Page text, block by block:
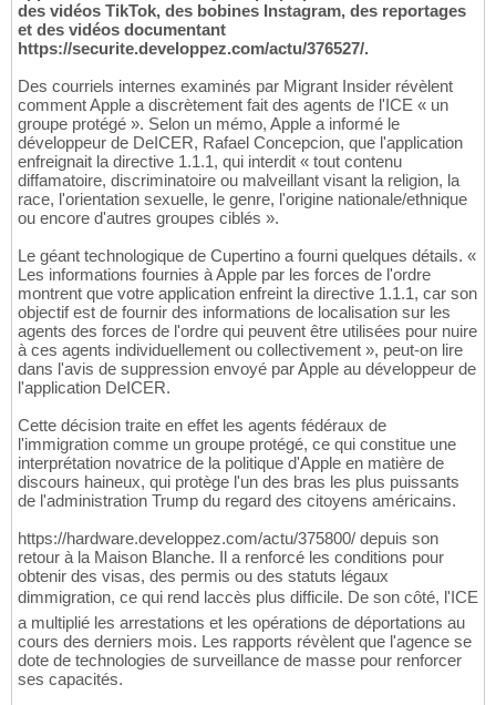
des vidéos TikTok, des bobines Instagram, des reportages
et des vidéos documentant
https://securite.developpez.com/actu/376527/.
Des courriels internes examinés par Migrant Insider révèlent
comment Apple a discrètement fait des agents de l'ICE « un
groupe protégé ». Selon un mémo, Apple a informé le
développeur de DeICER, Rafael Concepcion, que l'application
enfreignait la directive 1.1.1, qui interdit « tout contenu
diffamatoire, discriminatoire ou malveillant visant la religion, la
race, l'orientation sexuelle, le genre, l'origine nationale/ethnique
ou encore d'autres groupes ciblés ».
Le géant technologique de Cupertino a fourni quelques détails. «
Les informations fournies à Apple par les forces de l'ordre
montrent que votre application enfreint la directive 1.1.1, car son
objectif est de fournir des informations de localisation sur les
agents des forces de l'ordre qui peuvent être utilisées pour nuire
à ces agents individuellement ou collectivement », peut-on lire
dans l'avis de suppression envoyé par Apple au développeur de
l'application DeICER.
Cette décision traite en effet les agents fédéraux de
l'immigration comme un groupe protégé, ce qui constitue une
interprétation novatrice de la politique d'Apple en matière de
discours haineux, qui protège l'un des bras les plus puissants
de l'administration Trump du regard des citoyens américains.
https://hardware.developpez.com/actu/375800/ depuis son
retour à la Maison Blanche. Il a renforcé les conditions pour
obtenir des visas, des permis ou des statuts légaux
dimmigration, ce qui rend laccès plus difficile. De son côté, l'ICE
a multiplié les arrestations et les opérations de déportations au
cours des derniers mois. Les rapports révèlent que l'agence se
dote de technologies de surveillance de masse pour renforcer
ses capacités.